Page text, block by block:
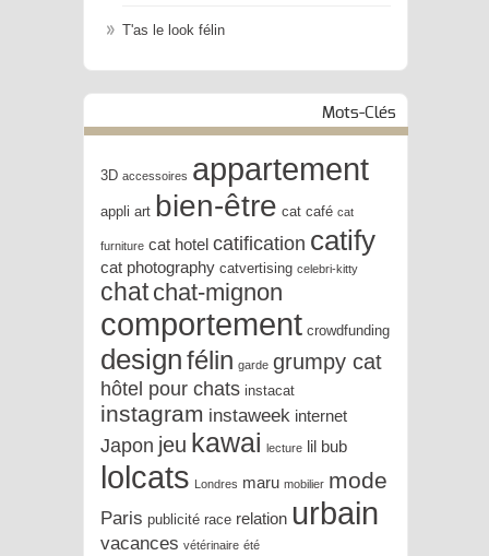
T'as le look félin
Mots-Clés
3D accessoires appartement
appli art bien-être cat café cat
furniture cat hotel catification catify
cat photography catvertising celebri-kitty
chat chat-mignon
comportement crowdfunding
designfélin garde grumpy cat
hôtel pour chats instacat
instagram instaweek internet
Japon jeu kawai lecture lil bub
lolcats Londres maru mobilier mode
Paris publicité race relation urbain
vacances vétérinaire été